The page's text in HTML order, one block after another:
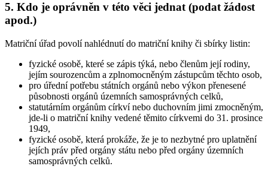
5. Kdo je oprávněn v této věci jednat (podat žádost
apod.)
Matriční úřad povolí nahlédnutí do matriční knihy či sbírky listin:
fyzické osobě, které se zápis týká, nebo členům její rodiny,
jejím sourozencům a zplnomocněným zástupcům těchto osob,
pro úřední potřebu státních orgánů nebo výkon přenesené
působnosti orgánů územních samosprávných celků,
statutárním orgánům církví nebo duchovním jimi zmocněným,
jde-li o matriční knihy vedené těmito církvemi do 31. prosince
1949,
fyzické osobě, která prokáže, že je to nezbytné pro uplatnění
jejích práv před orgány státu nebo před orgány územních
samosprávných celků.